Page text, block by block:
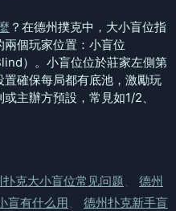
？在德州撲克中，大小盲位指
個玩家位置：小盲位
）。小盲位位於莊家左側第
確保每局都有底池，激勵玩
主辦方預設，常見如1/2、
扑克大小盲位常见问题
德州
盲有什么用
德州扑克新手盲